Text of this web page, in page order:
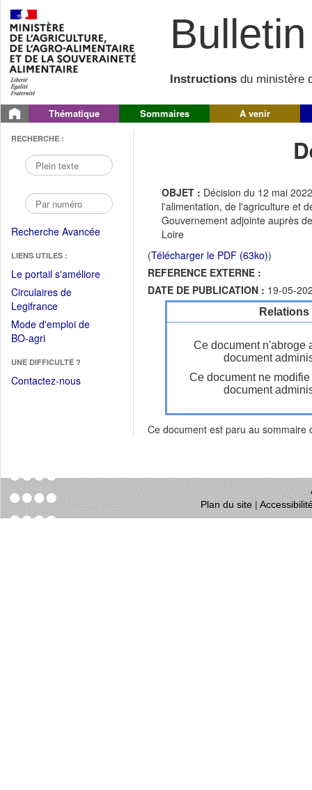
Instructions du ministère
Thématique Sommaires A venir
RECHERCHE :
Recherche Avancée
LIENS UTILES :
Le portail s'améliore(Fichier
Circulaires de
Legifrance(Ouvrir
dans
une
fenêtre)
Mode d'emploi de
BO-agri(Ouvrir
une
nouvelle
UNE DIFFICULTÉ ?
Contactez-nous
OBJET : Décision du 12 mai
l'alimentation, de l'agriculture et
Gouvernement adjointe auprès
Loire
(Télécharger le PDF (63ko))
REFERENCE EXTERNE :
DATE DE PUBLICATION : 19-05-
Ce document n'abroge
document
Ce document ne
document
Ce document est paru au sommaire
Plan du site|